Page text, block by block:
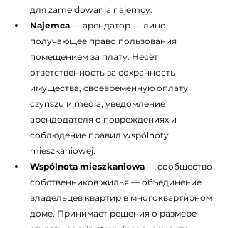
для zameldowania najemcy.
Najemca — арендатор — лицо,
получающее право пользования
помещением за плату. Несёт
ответственность за сохранность
имущества, своевременную оплату
czynszu и media, уведомление
арендодателя о повреждениях и
соблюдение правил wspólnoty
mieszkaniowej.
Wspólnota mieszkaniowa — сообщество
собственников жилья — объединение
владельцев квартир в многоквартирном
доме. Принимает решения о размере